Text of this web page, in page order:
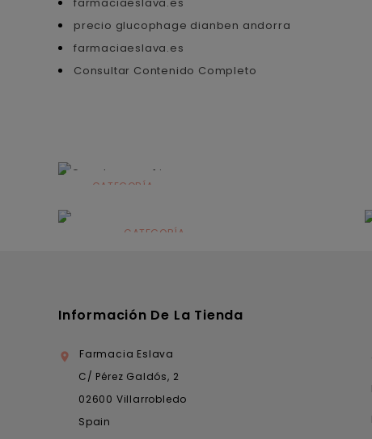
precio glucophage dianben andorra
farmaciaeslava.es
Consultar Contenido Completo
CATEGORÍA
CATEGORÍA
Información De La Tienda

Farmacia Eslava
C/ Pérez Galdós, 2
02600 Villarrobledo
Spain